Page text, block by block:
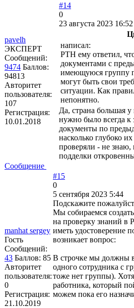
pavelh
ЭКСПЕРТ
Сообщений:
9474 Баллов:
94813
Авторитет
пользователя:
107
Регистрация:
10.01.2018
#14
0
23 августа 2023 16:52
написал:
РТН ему ответил,
документами с
имеющуюся группу
могут быть свои
ситуации. Как
непонятно.
Да, страна большая
нужно было всегда к
документы по
насколько глубоко
проверяли - не знаю,
подделки
Сообщение
manhat sergey
Гость
Сообщений:
43 Баллов: 85
Авторитет
пользователя:
0
Регистрация:
21.10.2019
#15
0
5 сентября 2023 5:44
Подскажите
Мы собираемся
на проверку знаний в
иметь удостоверение
возникает вопрос:
В строчке мы должны
одного сотрудника с
тоже нет группы).
работника, который
можем пока его